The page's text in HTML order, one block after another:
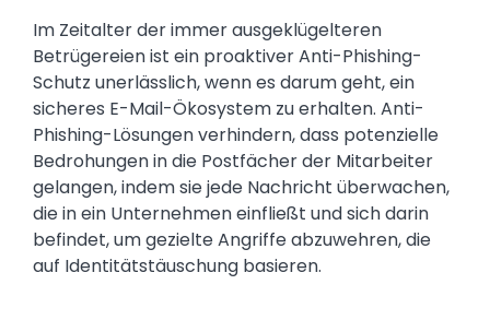
Im Zeitalter der immer ausgeklügelteren
Betrügereien ist ein proaktiver Anti-Phishing-
Schutz unerlässlich, wenn es darum geht, ein
sicheres E-Mail-Ökosystem zu erhalten. Anti-
Phishing-Lösungen verhindern, dass potenzielle
Bedrohungen in die Postfächer der Mitarbeiter
gelangen, indem sie jede Nachricht überwachen,
die in ein Unternehmen einfließt und sich darin
befindet, um gezielte Angriffe abzuwehren, die
auf Identitätstäuschung basieren.